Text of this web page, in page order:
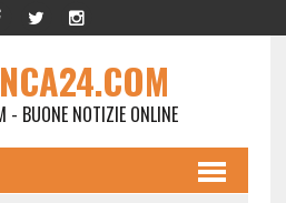
- BUONE NOTIZIE ONLINE